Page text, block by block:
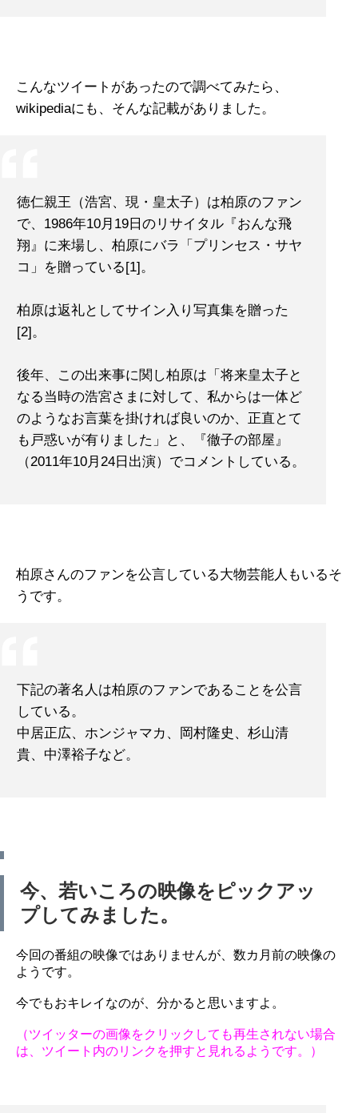
こんなツイートがあったので調べてみたら、
wikipediaにも、そんな記載がありました。
徳仁親王（浩宮、現・皇太子）は柏原のファン
で、1986年10月19日のリサイタル『おんな飛
翔』に来場し、柏原にバラ「プリンセス・サヤ
コ」を贈っている[1]。
柏原は返礼としてサイン入り写真集を贈った
[2]。
後年、この出来事に関し柏原は「将来皇太子と
なる当時の浩宮さまに対して、私からは一体ど
のようなお言葉を掛ければ良いのか、正直とて
も戸惑いが有りました」と、『徹子の部屋』
（2011年10月24日出演）でコメントしている。
柏原さんのファンを公言している大物芸能人もいるそ
うです。
下記の著名人は柏原のファンであることを公言
している。
中居正広、ホンジャマカ、岡村隆史、杉山清
貴、中澤裕子など。
今、若いころの映像をピックアッ
プしてみました。
今回の番組の映像ではありませんが、数カ月前の映像の
ようです。
今でもおキレイなのが、分かると思いますよ。
（ツイッターの画像をクリックしても再生されない場合
は、ツイート内のリンクを押すと見れるようです。）